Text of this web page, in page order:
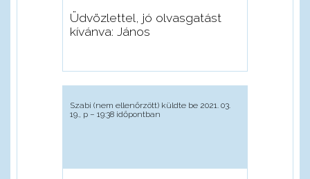
Üdvözlettel, jó olvasgatást
kívánva: János
Szabi (nem ellenőrzött)küldte be 2021. 03.
19., p – 19:38 időpontban